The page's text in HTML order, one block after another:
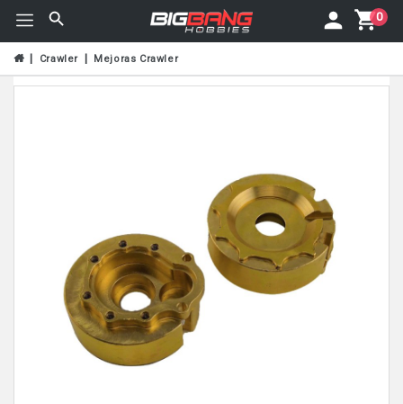
0
Crawler Mejoras Crawler